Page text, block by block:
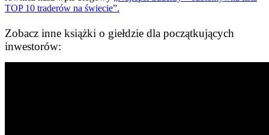
TOP 10 traderów na świecie”.
Zobacz inne książki o giełdzie dla początkujących
inwestorów: